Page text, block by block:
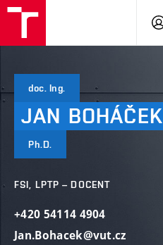
doc. Ing.
JAN BOHÁČEK
Ph.D.
FSI, LPTP – DOCENT
+420 54114 4904
Jan.Bohacek@vut.cz